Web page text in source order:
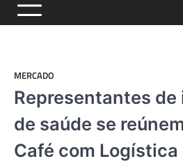
MERCADO
Representantes
de saúde se
Café com